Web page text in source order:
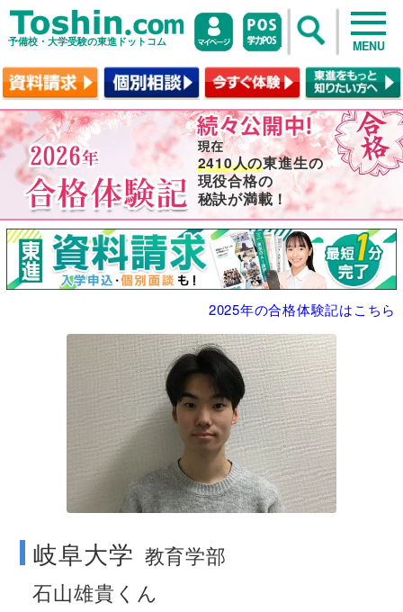
予備校・大学受験の東進ドットコム MENU
2410人の東進生の
現役合格の
秘訣が満載！
2025年の合格体験記はこちら
no image
岐阜大学 教育学部
石山雄貴くん